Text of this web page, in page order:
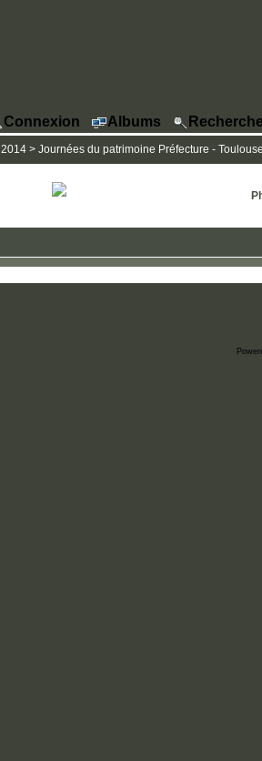
Connexion Albums
> Journées du patrimoine Préfecture -